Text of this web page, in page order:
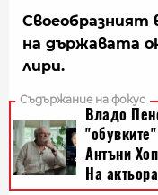
Своеобразният
на държавата
лири.